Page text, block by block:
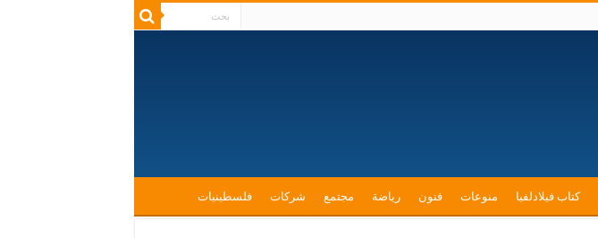
كتاب فيلادلفيا منوعات فنون رياضة مجتمع شركات فلسطينيات